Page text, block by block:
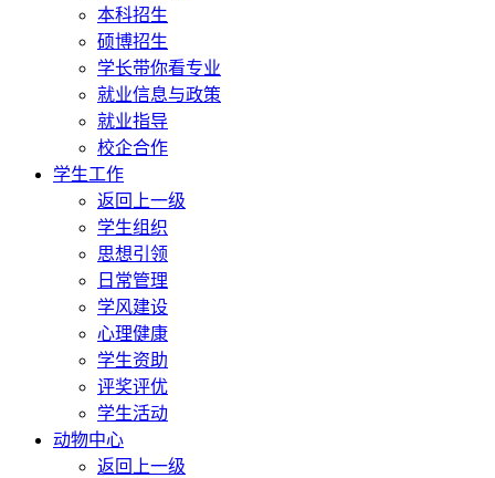
本科招生
硕博招生
学长带你看专业
就业信息与政策
就业指导
校企合作
学生工作
返回上一级
学生组织
思想引领
日常管理
学风建设
心理健康
学生资助
评奖评优
学生活动
动物中心
返回上一级